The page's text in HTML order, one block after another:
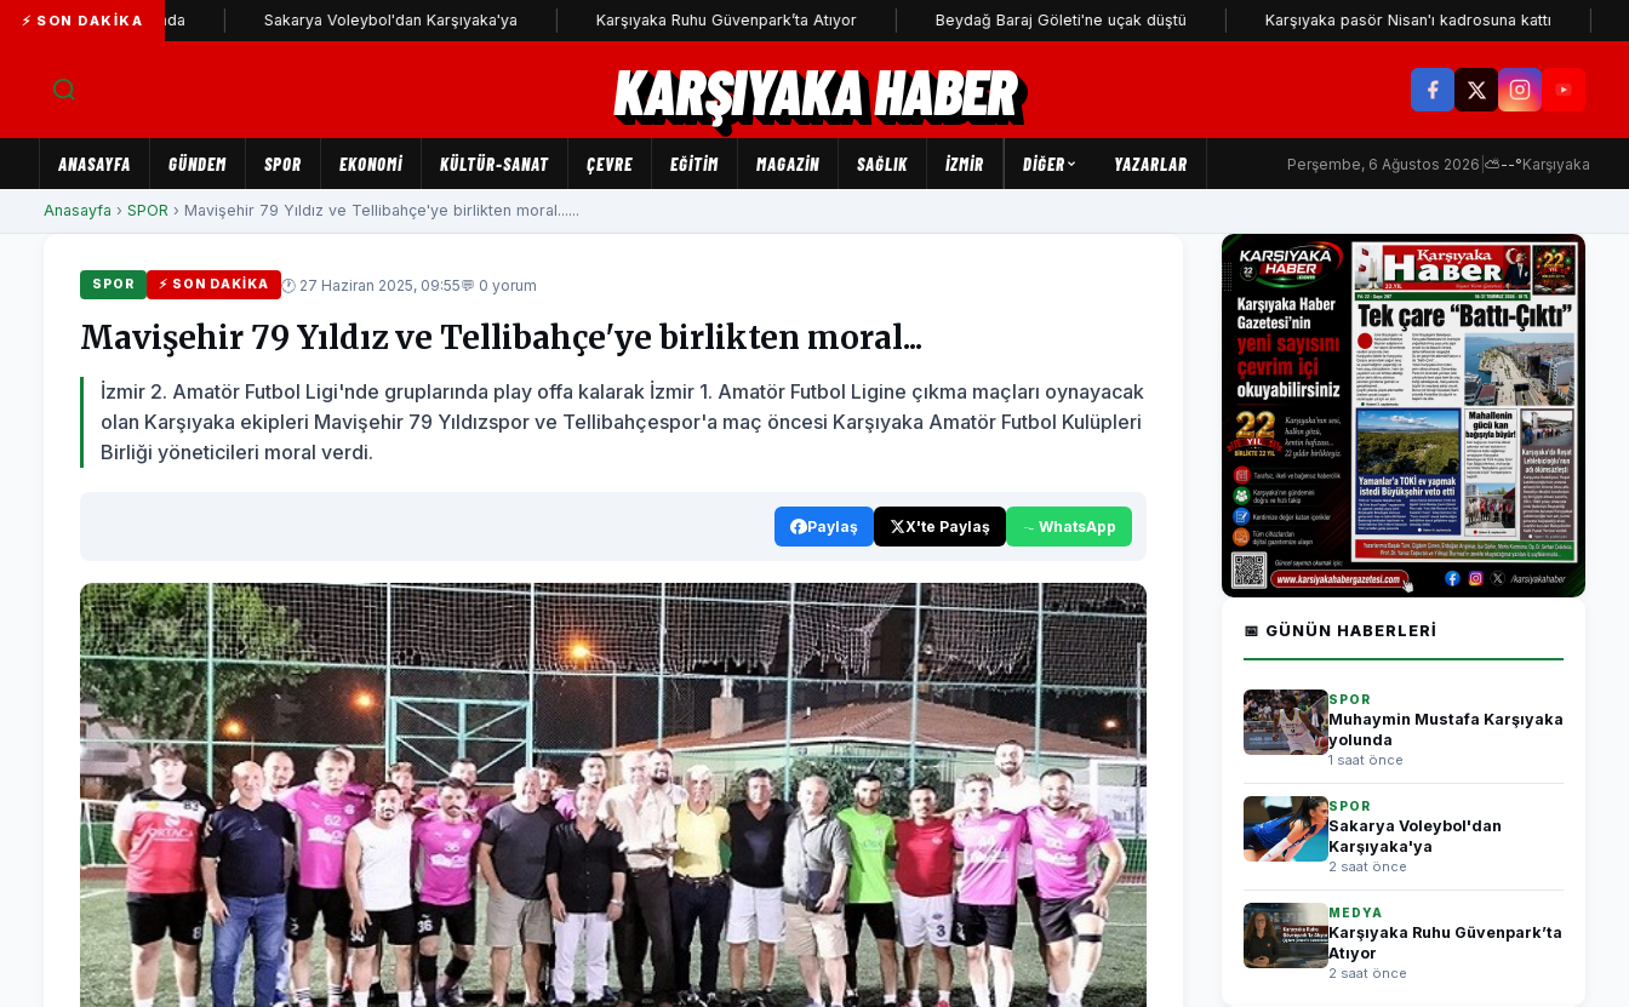
⚡ SON DAKIKA
yolunda Sakarya Voleybol'dan Karşıyaka'ya Karşıyaka Ruhu Güvenpark’ta Atıyor Beydağ Baraj Göleti'ne uçak düştü Karşıyaka pasör Nisan'ı kadrosuna kattı
KARŞIYAKA HABER
ANASAYFA GÜNDEM SPOR EKONOMİ KÜLTÜR-SANAT ÇEVRE EĞİTİM MAGAZİN SAĞLIK İZMİR DIĞER YAZARLAR Perşembe, 6 Ağustos 2026 ⛅--°Karşıyaka
Anasayfa › SPOR › Mavişehir 79 Yıldız ve Tellibahçe'ye birlikten moral......
SPOR ⚡ SON DAKIKA 🕐 27 Haziran 2025, 09:55💬 0 yorum
Mavişehir 79 Yıldız ve Tellibahçe'ye birlikten moral...
İzmir 2. Amatör Futbol Ligi'nde gruplarında play offa kalarak İzmir 1. Amatör Futbol Ligine çıkma maçları oynayacak
olan Karşıyaka ekipleri Mavişehir 79 Yıldızspor ve Tellibahçespor'a maç öncesi Karşıyaka Amatör Futbol Kulüpleri
Birliği yöneticileri moral verdi.
Paylaş X'te Paylaş WhatsApp
📅 GÜNÜN HABERLERI
SPOR
Muhaymin Mustafa Karşıyaka
yolunda
1 saat önce
SPOR
Sakarya Voleybol'dan
Karşıyaka'ya
2 saat önce
MEDYA
Karşıyaka Ruhu Güvenpark’ta
Atıyor
2 saat önce